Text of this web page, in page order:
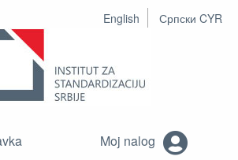
English Српски CYR
Moj nalog